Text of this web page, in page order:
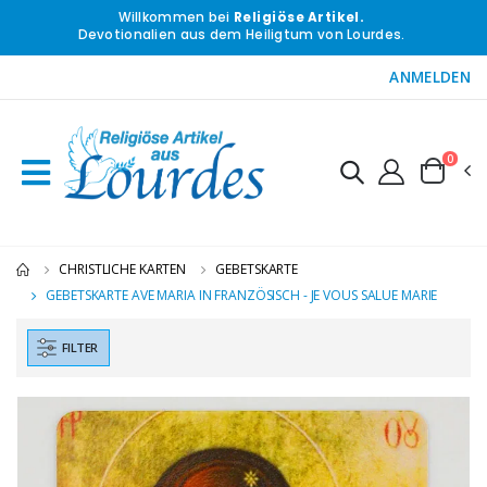
Willkommen bei Religiöse Artikel.
Devotionalien aus dem Heiligtum von Lourdes.
ANMELDEN
0
CHRISTLICHE KARTEN
GEBETSKARTE
GEBETSKARTE AVE MARIA IN FRANZÖSISCH - JE VOUS SALUE MARIE
FILTER